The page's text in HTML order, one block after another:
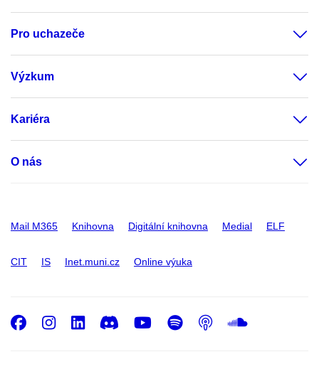
Pro uchazeče
Výzkum
Kariéra
O nás
Mail M365 Knihovna Digitální knihovna Medial ELF
CIT IS Inet.muni.cz Online výuka
Facebook
Instagram
LinkedIn
DiscordYoutube
Spotify
Podcast